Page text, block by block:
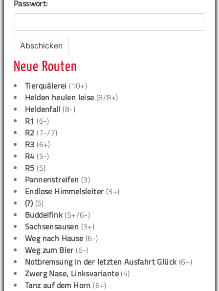
Passwort:
Neue Routen
Tierquälerei (10+)
Helden heulen leise (8/8+)
Heldenfall (8-)
R1 (6-)
R2 (7-/7)
R3 (6+)
R4 (5-)
R5 (5)
Pannenstreifen (3)
Endlose Himmelsleiter (3+)
(?) (5)
Buddelfink (5+/6-)
Sachsensausen (3+)
Weg nach Hause (6-)
Weg zum Bier (6-)
Notbremsung in der letzten Ausfahrt Glück (6+)
Zwerg Nase, Linksvariante (4)
Tanz auf dem Horn (6+)